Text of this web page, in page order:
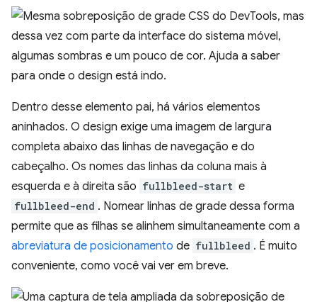
Dentro desse elemento pai, há vários elementos
aninhados. O design exige uma imagem de largura
completa abaixo das linhas de navegação e do
cabeçalho. Os nomes das linhas da coluna mais à
esquerda e à direita são fullbleed-start e
fullbleed-end . Nomear linhas de grade dessa forma
permite que as filhas se alinhem simultaneamente com a
abreviatura de posicionamento de fullbleed . É muito
conveniente, como você vai ver em breve.